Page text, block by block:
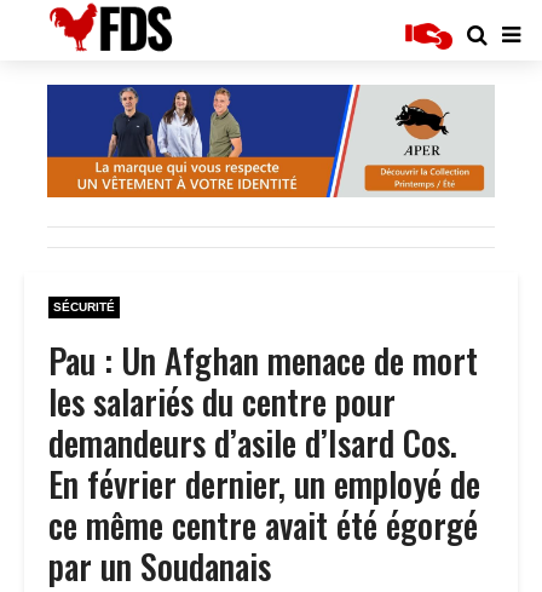
SÉCURITÉ
Pau : Un Afghan menace de mort
les salariés du centre pour
demandeurs d’asile d’Isard Cos.
En février dernier, un employé de
ce même centre avait été égorgé
par un Soudanais